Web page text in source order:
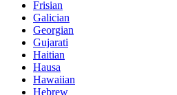
Frisian
Galician
Georgian
Gujarati
Haitian
Hausa
Hawaiian
Hebrew